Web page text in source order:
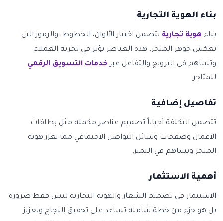
بناء الهوية التجارية
بناء هوية تجارية يتضمن اختيار الألوان، الخطوط، والرموز التي
تعكس جوهر المتجر، هذه العناصر تؤثر في تجربة العملاء
وتساهم في الترويج والتفاعل عبرخدمات التسويق الرقمي
للمتاجر.
تفاصيل إضافية
تتضمن التكلفة أحياناً تصميم عناصر مكملة مثل بطاقات
الأعمال وصفحات وسائل التواصل الاجتماعي مما يعزز هوية
المتجر ويساهم في التميز.
أهمية الاستثمار
الاستثمار في تصميم الشعار والهوية التجارية ليس فقط ضرورة
بل هو جزء من خطة شاملة تساعد على تحقيق النجاح وتعزيز